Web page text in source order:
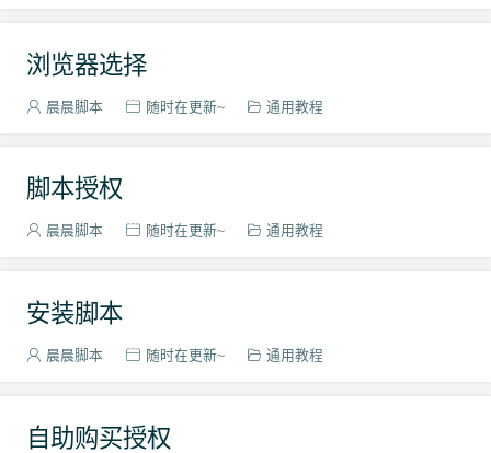
浏览器选择
晨晨脚本 随时在更新~ 通用教程
脚本授权
晨晨脚本 随时在更新~ 通用教程
安装脚本
晨晨脚本 随时在更新~ 通用教程
自助购买授权